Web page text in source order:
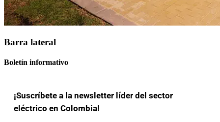
Barra lateral
Boletín informativo
¡Suscríbete a la newsletter líder del sector
eléctrico en Colombia!